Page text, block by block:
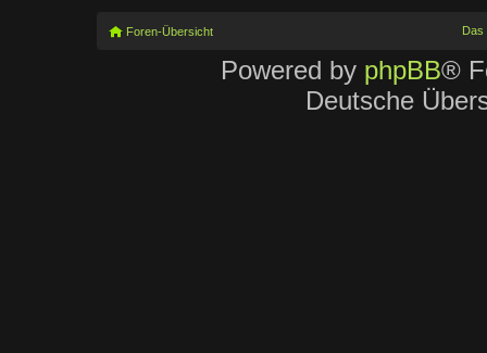
Foren-Übersicht Das
Powered by phpBB®
Deutsche